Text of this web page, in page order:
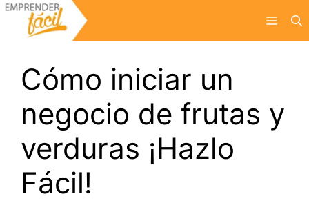
Saltar
Menú
Cómo iniciar un
negocio de frutas y
verduras ¡Hazlo
Fácil!